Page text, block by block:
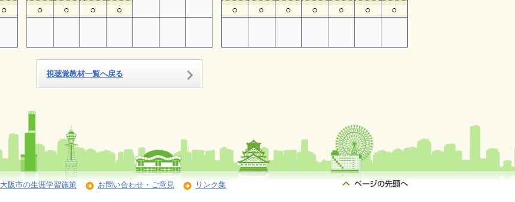
○ ○ ○ ○ ○ ○ ○ ○ ○ ○ ○ ○
視聴覚教材一覧へ戻る
大阪市の生涯学習施策 お問い合わせ・ご意見 リンク集